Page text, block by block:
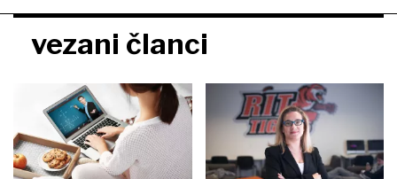
vezani članci